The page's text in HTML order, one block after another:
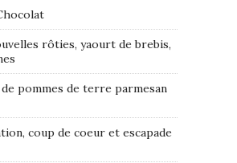
rôties, yaourt de brebis,
pommes de terre parmesan
coup de coeur et escapade